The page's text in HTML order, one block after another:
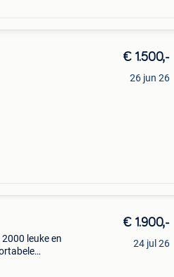
€ 1.500,-
26 jun 26
leuke en
€ 1.900,-
24 jul 26